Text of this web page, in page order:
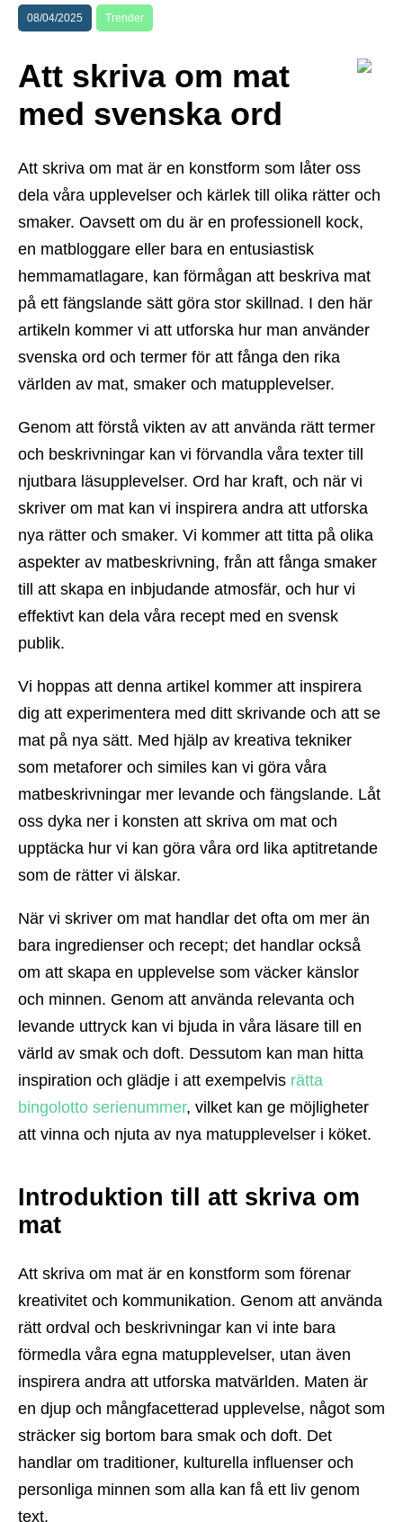
08/04/2025 Trender
Att skriva om mat
med svenska ord
Att skriva om mat är en konstform som låter oss
dela våra upplevelser och kärlek till olika rätter och
smaker. Oavsett om du är en professionell kock,
en matbloggare eller bara en entusiastisk
hemmamatlagare, kan förmågan att beskriva mat
på ett fängslande sätt göra stor skillnad. I den här
artikeln kommer vi att utforska hur man använder
svenska ord och termer för att fånga den rika
världen av mat, smaker och matupplevelser.
Genom att förstå vikten av att använda rätt termer
och beskrivningar kan vi förvandla våra texter till
njutbara läsupplevelser. Ord har kraft, och när vi
skriver om mat kan vi inspirera andra att utforska
nya rätter och smaker. Vi kommer att titta på olika
aspekter av matbeskrivning, från att fånga smaker
till att skapa en inbjudande atmosfär, och hur vi
effektivt kan dela våra recept med en svensk
publik.
Vi hoppas att denna artikel kommer att inspirera
dig att experimentera med ditt skrivande och att se
mat på nya sätt. Med hjälp av kreativa tekniker
som metaforer och similes kan vi göra våra
matbeskrivningar mer levande och fängslande. Låt
oss dyka ner i konsten att skriva om mat och
upptäcka hur vi kan göra våra ord lika aptitretande
som de rätter vi älskar.
När vi skriver om mat handlar det ofta om mer än
bara ingredienser och recept; det handlar också
om att skapa en upplevelse som väcker känslor
och minnen. Genom att använda relevanta och
levande uttryck kan vi bjuda in våra läsare till en
värld av smak och doft. Dessutom kan man hitta
inspiration och glädje i att exempelvis rätta
bingolotto serienummer, vilket kan ge möjligheter
att vinna och njuta av nya matupplevelser i köket.
Introduktion till att skriva om
mat
Att skriva om mat är en konstform som förenar
kreativitet och kommunikation. Genom att använda
rätt ordval och beskrivningar kan vi inte bara
förmedla våra egna matupplevelser, utan även
inspirera andra att utforska matvärlden. Maten är
en djup och mångfacetterad upplevelse, något som
sträcker sig bortom bara smak och doft. Det
handlar om traditioner, kulturella influenser och
personliga minnen som alla kan få ett liv genom
text.